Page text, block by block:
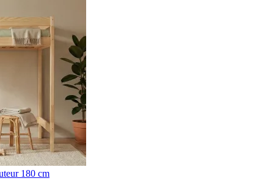
180 cm